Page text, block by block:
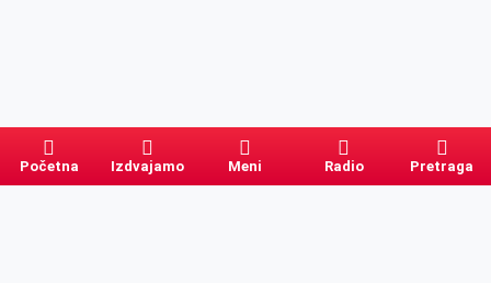
Početna Izdvajamo Meni Radio Pretraga